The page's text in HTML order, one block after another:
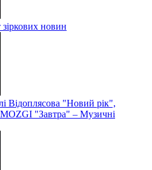
новин
Відоплясова "Новий рік",
"Завтра" – Музичні